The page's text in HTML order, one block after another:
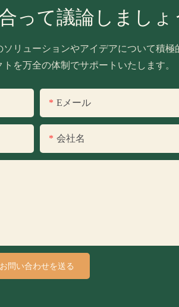
って議論しましょ
リューションやアイデアについて積極
を万全の体制でサポートいたします。
Eメール
会社名
お問い合わせを送る